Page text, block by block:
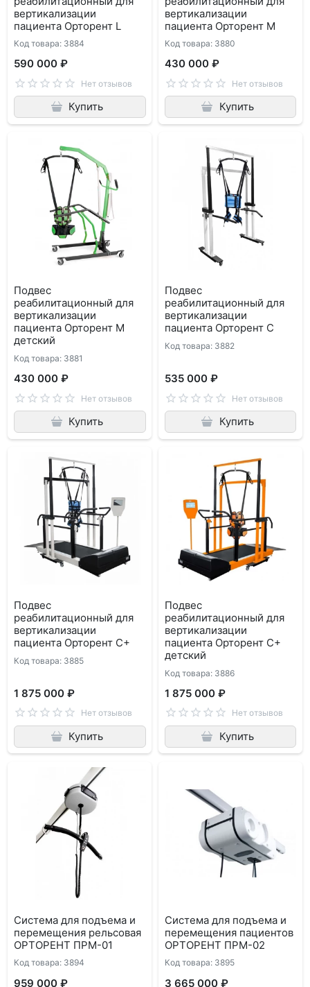
вертикализации
пациента Орторент L
Код товара: 3884
590 000 ₽
Нет отзывов
Купить
вертикализации
пациента Орторент М
Код товара: 3880
430 000 ₽
Нет отзывов
Купить
Подвес
реабилитационный для
вертикализации
пациента Орторент М
детский
Код товара: 3881
430 000 ₽
Нет отзывов
Купить
Подвес
реабилитационный для
вертикализации
пациента Орторент С
Код товара: 3882
535 000 ₽
Нет отзывов
Купить
Подвес
реабилитационный для
вертикализации
пациента Орторент С+
Код товара: 3885
1 875 000 ₽
Нет отзывов
Купить
Подвес
реабилитационный для
вертикализации
пациента Орторент С+
детский
Код товара: 3886
1 875 000 ₽
Нет отзывов
Купить
Система для подъема и
перемещения рельсовая
ОРТОРЕНТ ПРМ-01
Код товара: 3894
959 000 ₽
Система для подъема и
перемещения пациентов
ОРТОРЕНТ ПРМ-02
Код товара: 3895
3 665 000 ₽